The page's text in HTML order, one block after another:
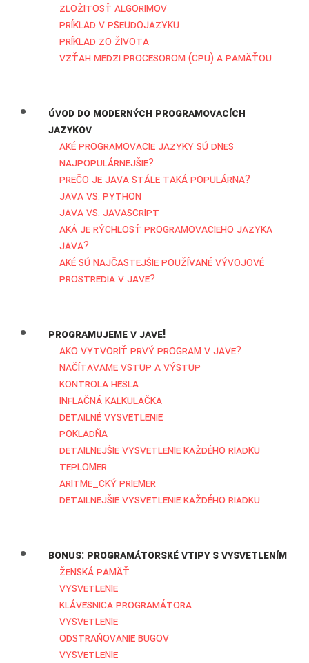
Zložitosť algorimov
Príklad v pseudojazyku
Príklad zo života
Vzťah medzi procesorom (CPU) a pamäťou
Úvod do moderných programovacích
jazykov
Aké programovacie jazyky sú dnes
najpopulárnejšie?
Prečo je Java stále taká populárna?
Java vs. Python
Java vs. Javascript
Aká je rýchlosť programovacieho jazyka
Java?
Aké sú najčastejšie používané vývojové
prostredia v Jave?
Programujeme v Jave!
Ako vytvoriť prvý program v Jave?
Načítavame vstup a výstup
Kontrola hesla
Inflačná kalkulačka
Detailné vysvetlenie
Pokladňa
Detailnejšie vysvetlenie každého riadku
Teplomer
Aritme_cký priemer
Detailnejšie vysvetlenie každého riadku
Bonus: Programátorské vtipy s vysvetlením
Ženská pamäť
Vysvetlenie
Klávesnica programátora
Vysvetlenie
Odstraňovanie bugov
Vysvetlenie